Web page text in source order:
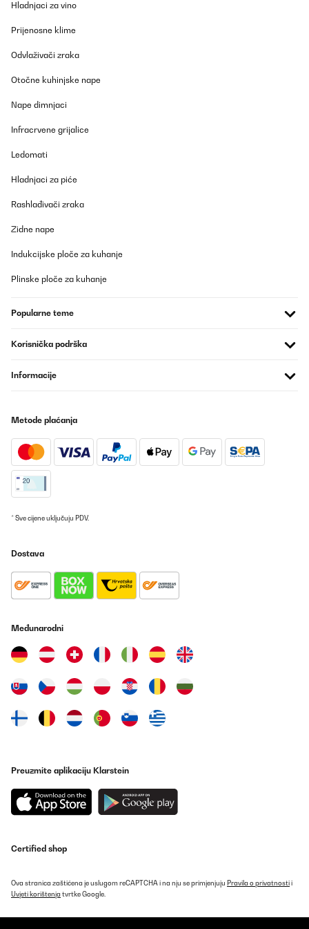
ergänzen oder klarstellen.Unser Gerät entfeuchtet unser Bad mit
ca 15 m² innerhalb einer kurzen Zeit auf die eingestellten
und Wärme funktioniert das Gerät am Besten3.
funktioniert die Feuchtigkeitsmessung präzise. im direkten
Feuchtigkeitswerte angezeigt.5. Bei Behälter voll schaltet sich
Feuchtigkeitsregelung sind leider nur in 10° Schritten möglich: 40
/ 50 / 60 Promille. Ich hätte gern 55 Promille.2. Nach einem
eingeschalten werden. Somit ist ein Betrieb mit Zwischenstecker
Das ist nur am Geräusch erkennbar.Fazit:Brauchbares Gerät mit
folgen, wenn das Gerät länger im Betrieb war.24.12.2019. bis jetzt
Amazon-Benutzer
bedroom had a humidity of 77% and in the start there was in total
about 3 litres of water in 16 hrs in the tank.
Amazon user
Prevedi
läuft.Nebenbei ich habe über eine Zeit von 162h [etwa 7 Tage]
(davon 2/3 eingeschaltet) folgende Verbrauchs- und
Leistungsdaten ermittelt:12,6 kWhMaximale Leistungsaufnahme
nur bruchteilhaft erreicht.Kaufgrund war beginn Schimmelbefall
Vermietung) da ist selbst mit täglichem Lüften im Winter nichts zu
bewerkstelligen.Jetzt bin ich bei 60% und damit durch das Gerät
bei normalen Werten.Gerät hat zwei Tasten1. Stellt die
Raumfeuchte ein (3 Modi [40, 50, 60%, C0]), bei der das Gerät
dass der Kompressor stoppt. Den Lüfter habe ich wahrnehmbar
noch nie stehen sehen. [kann man als Manko sehen]2.
gewünscht, um das Sichtfenster für die Füllstandskontrolle
überhaupt nutzen zu können. So erkennt man leider nichts. Aber
es tut der Funktion keine Abstriche, also auch nicht bei meiner
Bewertung.
Hladnjaci za vino
Prijenosne klime
Odvlaživači zraka
Otočne kuhinjske nape
Nape dimnjaci
Infracrvene grijalice
Ledomati
Hladnjaci za piće
Rashlađivači zraka
Zidne nape
Indukcijske ploče za kuhanje
Plinske ploče za kuhanje
Popularne teme
Korisnička podrška
Informacije
Metode plaćanja
* Sve cijene uključuju PDV.
Dostava
Međunarodni
Preuzmite aplikaciju Klarstein
Certified shop
Ova stranica zaštićena je uslugom reCAPTCHA i na nju se primjenjuju Pravila o privatnostii
Uvjeti korištenja tvrtke Google.